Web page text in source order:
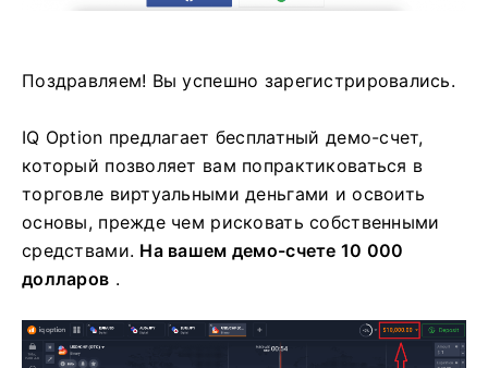
Поздравляем! Вы успешно зарегистрировались.
IQ Option предлагает бесплатный демо-счет,
который позволяет вам попрактиковаться в
торговле виртуальными деньгами и освоить
основы, прежде чем рисковать собственными
средствами. На вашем демо-счете 10 000
долларов .